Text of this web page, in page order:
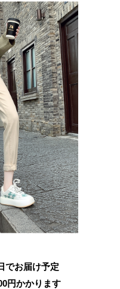
でお届け予定
円かかります